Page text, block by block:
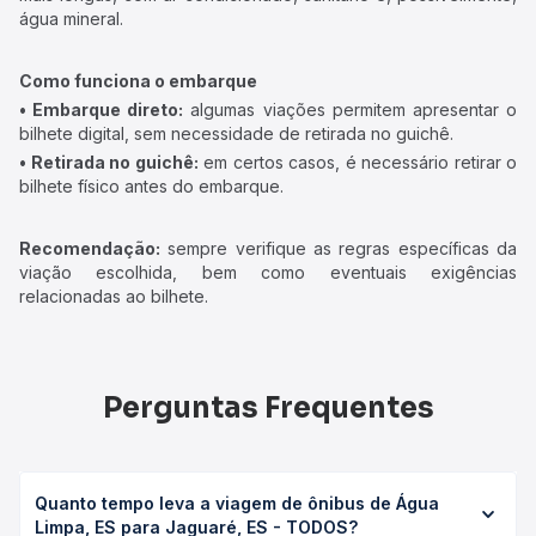
água mineral.
Como funciona o embarque
• Embarque direto: algumas viações permitem apresentar o
bilhete digital, sem necessidade de retirada no guichê.
• Retirada no guichê: em certos casos, é necessário retirar o
bilhete físico antes do embarque.
Recomendação: sempre verifique as regras específicas da
viação escolhida, bem como eventuais exigências
relacionadas ao bilhete.
Perguntas Frequentes
Quanto tempo leva a viagem de ônibus de Água
Limpa, ES para Jaguaré, ES - TODOS?